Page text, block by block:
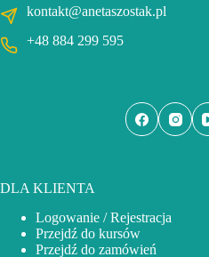
kontakt@anetaszostak.pl
+48 884 299 595
DLA KLIENTA
Logowanie / Rejestracja
Przejdź do kursów
Przejdź do zamówień